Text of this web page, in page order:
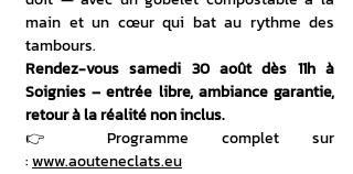
main et un cœur qui bat au rythme des
tambours.
Rendez-vous samedi 30 août dès 11h à
Soignies – entrée libre, ambiance garantie,
retour à la réalité non inclus.
👉 Programme complet sur
: www.aouteneclats.eu